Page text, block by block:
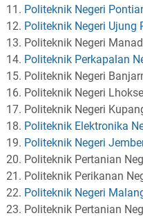
Politeknik Negeri
Politeknik Negeri Ujung
Politeknik Negeri
Politeknik Perkapalan
Politeknik Negeri
Politeknik Negeri
Politeknik Negeri
Politeknik Elektronika
Politeknik Negeri
Politeknik Pertanian
Politeknik Perikanan
Politeknik Negeri
Politeknik Pertanian